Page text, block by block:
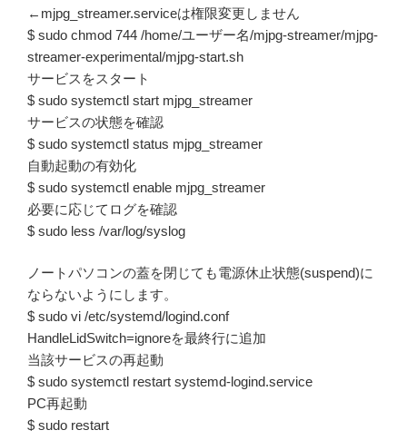
←mjpg_streamer.serviceは権限変更しません
$ sudo chmod 744 /home/ユーザー名/mjpg-streamer/mjpg-
streamer-experimental/mjpg-start.sh
サービスをスタート
$ sudo systemctl start mjpg_streamer
サービスの状態を確認
$ sudo systemctl status mjpg_streamer
自動起動の有効化
$ sudo systemctl enable mjpg_streamer
必要に応じてログを確認
$ sudo less /var/log/syslog
ノートパソコンの蓋を閉じても電源休止状態(suspend)に
ならないようにします。
$ sudo vi /etc/systemd/logind.conf
HandleLidSwitch=ignoreを最終行に追加
当該サービスの再起動
$ sudo systemctl restart systemd-logind.service
PC再起動
$ sudo restart